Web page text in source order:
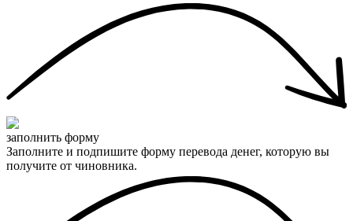
заполнить форму
Заполните и подпишите форму перевода денег, которую вы
получите от чиновника.